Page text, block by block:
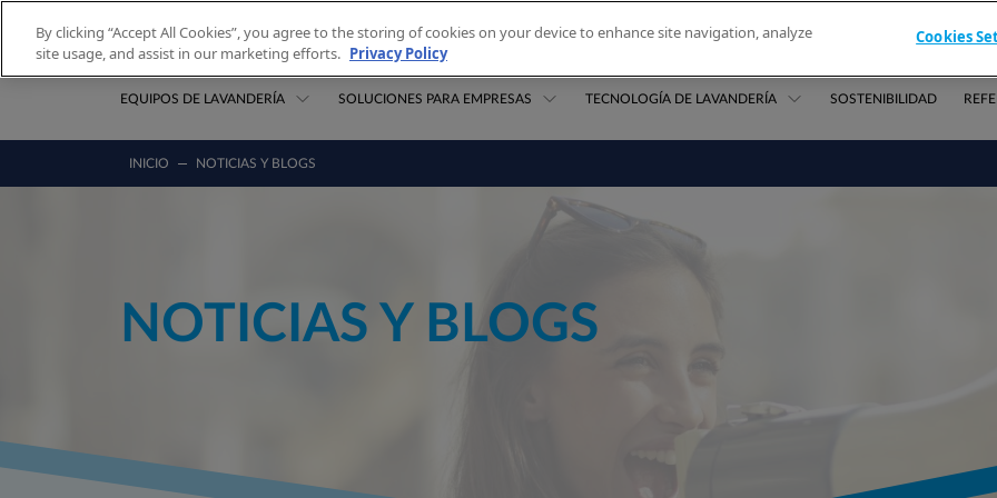
FAQ SOBRE NOSOTROS NUESTROS SERVICIOS
EQUIPOS DE LAVANDERÍA SOLUCIONES PARA EMPRESAS TECNOLOGÍA DE LAVANDERÍA SOSTENIBILIDAD
INICIO NOTICIAS Y BLOGS
NOTICIAS Y BLOGS
By clicking “Accept All Cookies”, you agree to the storing of cookies on your device to enhance site navigation, analyze
site usage, and assist in our marketing efforts. Privacy Policy
Cookies